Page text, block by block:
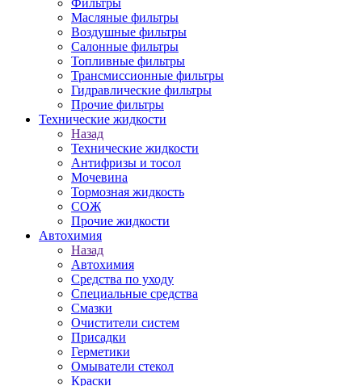
Масляные фильтры
Воздушные фильтры
Салонные фильтры
Топливные фильтры
Трансмиссионные фильтры
Гидравлические фильтры
Прочие фильтры
Технические жидкости
Назад
Технические жидкости
Антифризы и тосол
Мочевина
Тормозная жидкость
СОЖ
Прочие жидкости
Автохимия
Назад
Автохимия
Средства по уходу
Специальные средства
Смазки
Очистители систем
Присадки
Герметики
Омыватели стекол
Краски